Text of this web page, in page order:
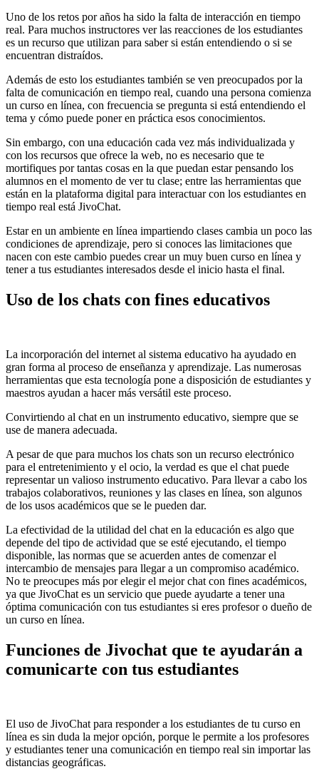
Uno de los retos por años ha sido la falta de interacción en tiempo
real. Para muchos instructores ver las reacciones de los estudiantes
es un recurso que utilizan para saber si están entendiendo o si se
encuentran distraídos.
Además de esto los estudiantes también se ven preocupados por la
falta de comunicación en tiempo real, cuando una persona comienza
un curso en línea, con frecuencia se pregunta si está entendiendo el
tema y cómo puede poner en práctica esos conocimientos.
Sin embargo, con una educación cada vez más individualizada y
con los recursos que ofrece la web, no es necesario que te
mortifiques por tantas cosas en la que puedan estar pensando los
alumnos en el momento de ver tu clase; entre las herramientas que
están en la plataforma digital para interactuar con los estudiantes en
tiempo real está JivoChat.
Estar en un ambiente en línea impartiendo clases cambia un poco las
condiciones de aprendizaje, pero si conoces las limitaciones que
nacen con este cambio puedes crear un muy buen curso en línea y
tener a tus estudiantes interesados desde el inicio hasta el final.
Uso de los chats con fines educativos
La incorporación del internet al sistema educativo ha ayudado en
gran forma al proceso de enseñanza y aprendizaje. Las numerosas
herramientas que esta tecnología pone a disposición de estudiantes y
maestros ayudan a hacer más versátil este proceso.
Convirtiendo al chat en un instrumento educativo, siempre que se
use de manera adecuada.
A pesar de que para muchos los chats son un recurso electrónico
para el entretenimiento y el ocio, la verdad es que el chat puede
representar un valioso instrumento educativo. Para llevar a cabo los
trabajos colaborativos, reuniones y las clases en línea, son algunos
de los usos académicos que se le pueden dar.
La efectividad de la utilidad del chat en la educación es algo que
depende del tipo de actividad que se esté ejecutando, el tiempo
disponible, las normas que se acuerden antes de comenzar el
intercambio de mensajes para llegar a un compromiso académico.
No te preocupes más por elegir el mejor chat con fines académicos,
ya que JivoChat es un servicio que puede ayudarte a tener una
óptima comunicación con tus estudiantes si eres profesor o dueño de
un curso en línea.
Funciones de Jivochat que te ayudarán a
comunicarte con tus estudiantes
El uso de JivoChat para responder a los estudiantes de tu curso en
línea es sin duda la mejor opción, porque le permite a los profesores
y estudiantes tener una comunicación en tiempo real sin importar las
distancias geográficas.